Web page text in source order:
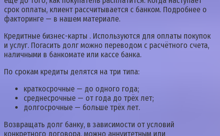
срок оплаты, клиент рассчитывается с банком. Подробнее о
факторинге — в нашем материале.
Кредитные бизнес-карты . Используются для оплаты покупок
и услуг. Погасить долг можно переводом с расчётного счета,
наличными в банкомате или кассе банка.
По срокам кредиты делятся на три типа:
краткосрочные — до одного года;
среднесрочные — от года до трёх лет;
долгосрочные — больше трёх лет.
Возвращать долг банку, в зависимости от условий
конкретного договора, можно аннуитетным или